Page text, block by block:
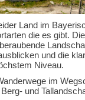
Land im
die es gibt.
und die
Niveau.
im
und